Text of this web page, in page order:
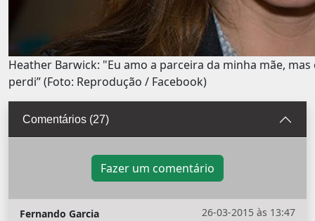
Heather Barwick: "Eu amo a parceira da minha mãe,
perdi” (Foto: Reprodução / Facebook)
Comentários (27)
Fazer um comentário
26-03-2015 às 13:47
Fernando Garcia